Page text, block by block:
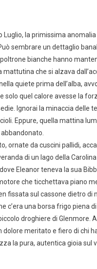
la primissima
sembrare un dettaglio
bianche hanno
che si alzava
quiete prima dell’alba,
quel calore avesse la
Ignorai la minaccia delle
Eppure, quella mattina
ornate da cuscini pallidi,
di un lago della
Eleanor teneva la sua
che ticchettava piano
fissata sul cassone dietro di
c’era una borsa frigo piena
droghiere di Glenmore.
meritato e fiero di chi
la pura, autentica gioia sul